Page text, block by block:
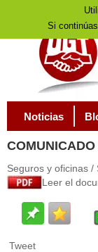
Noticias
COMUNICADO
Seguros y oficinas /
Leer el
Tweet
Si